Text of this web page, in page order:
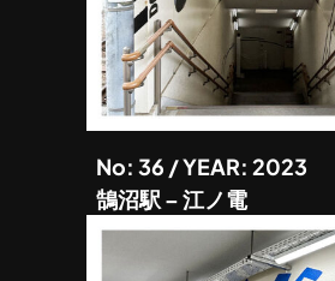
No: 36 / YEAR: 2023
鵠沼駅 – 江ノ電